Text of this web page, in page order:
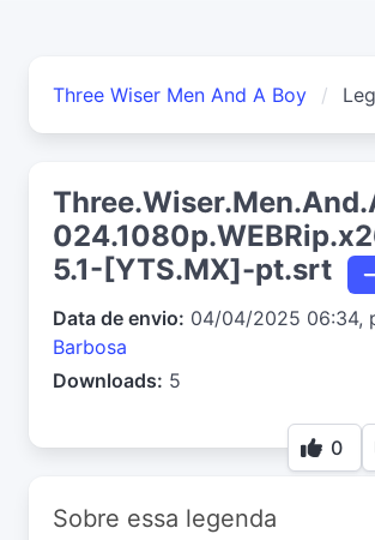
Three Wiser Men And A Boy
5.1-[YTS.MX]-pt.srt
Data de envio: 04/04/2025 06:34,
Barbosa
Downloads: 5
0
Sobre essa legenda